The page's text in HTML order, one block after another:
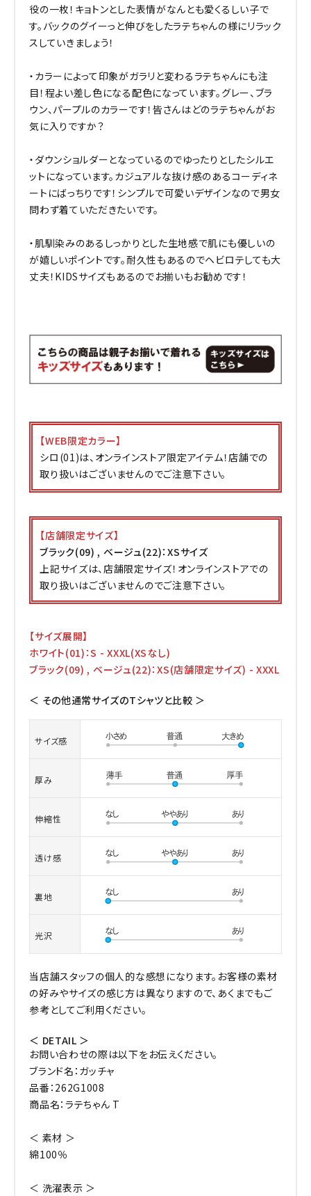
役の一枚！キョトンとした表情がなんとも愛くるしい子で
す。バックのグイーっと伸びをしたラテちゃんの様にリラック
スしていきましょう！
・カラーによって印象がガラリと変わるラテちゃんにも注
目！程よい差し色になる配色になっています。グレー、ブラ
ウン、パープルのカラーです！皆さんはどのラテちゃんがお
気に入りですか？
・ダウンショルダーとなっているのでゆったりとしたシルエ
ットになっています。カジュアルな抜け感のあるコーディネ
ートにばっちりです！シンプルで可愛いデザインなので男女
問わず着ていただきたいです。
・肌馴染みのあるしっかりとした生地感で肌にも優しいの
が嬉しいポイントです。耐久性もあるのでヘビロテしても大
丈夫！KIDSサイズもあるのでお揃いもお勧めです！
【WEB限定カラー】
シロ(01)は、オンラインストア限定アイテム！店舗での
取り扱いはございませんのでご注意下さい。
【店舗限定サイズ】
ブラック(09) , ベージュ(22)：XSサイズ
上記サイズは、店舗限定サイズ！オンラインストアでの
取り扱いはございませんのでご注意下さい。
【サイズ展開】
ホワイト(01)：S - XXXL(XSなし)
ブラック(09) , ベージュ(22)：XS(店舗限定サイズ) - XXXL
＜ その他通常サイズのTシャツと比較 ＞
サイズ感
厚み
伸縮性
透け感
裏地
光沢
当店舗スタッフの個人的な感想になります。お客様の素材
の好みやサイズの感じ方は異なりますので、あくまでもご
参考としてご利用ください。
＜ DETAIL ＞
お問い合わせの際は以下をお伝えください。
ブランド名：ガッチャ
品番：262G1008
商品名：ラテちゃん T
＜ 素材 ＞
綿100％
＜ 洗濯表示 ＞